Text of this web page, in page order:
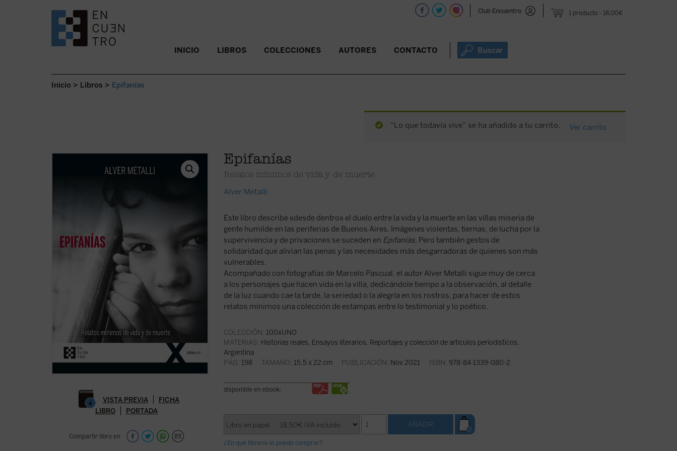
1 producto 18,00€
Club Encuentro
SALTAR AL CONTENIDO. INICIO LIBROS COLECCIONES AUTORES CONTACTO Buscar
Inicio > Libros > Epifanías
“Lo que todavía vive” se ha añadido a tu carrito. Ver carrito
VISTA PREVIA
FICHA
LIBRO
PORTADA
Compartir libro en
Epifanías
Relatos mínimos de vida y de muerte
Alver Metalli
Este libro describe «desde dentro» el duelo entre la vida y la muerte en las villas miseria de
gente humilde en las periferias de Buenos Aires. Imágenes violentas, tiernas, de lucha por la
supervivencia y de privaciones se suceden en Epifanías. Pero también gestos de
solidaridad que alivian las penas y las necesidades más desgarradoras de quienes son más
vulnerables.
Acompañado con fotografías de Marcelo Pascual, el autor Alver Metalli sigue muy de cerca
a los personajes que hacen vida en la villa, dedicándole tiempo a la observación, al detalle
de la luz cuando cae la tarde, la seriedad o la alegría en los rostros, para hacer de estos
relatos mínimos una colección de estampas entre lo testimonial y lo poético.
COLECCIÓN: 100xUNO
MATERIAS: Historias reales Ensayos literarios Reportajes y colección de artículos periodísticos
Argentina
PÁG: 198 TAMAÑO: 15,5 x 22 cm PUBLICACIÓN: Nov 2021 ISBN: 978-84-1339-080-2
disponible en ebook:
¿En qué librería lo puedo comprar?